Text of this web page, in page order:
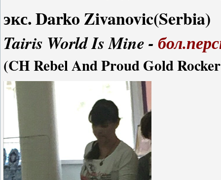
экс. Darko Zivanovic(Serbia)
Tairis World Is Mine -
(CH Rebel And Proud Gold